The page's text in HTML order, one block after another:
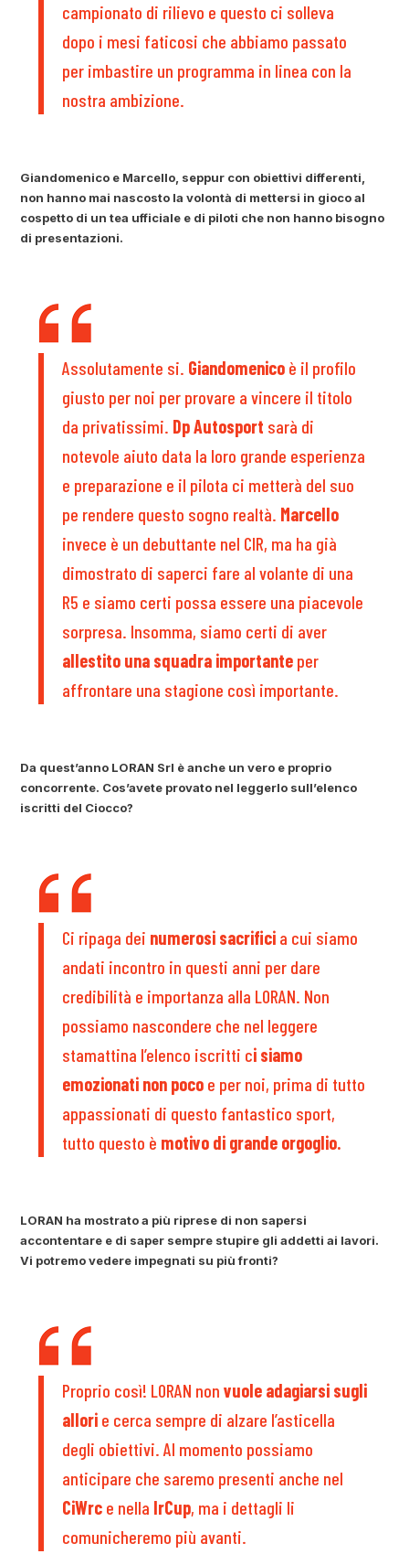
campionato di rilievo e questo ci solleva
dopo i mesi faticosi che abbiamo passato
per imbastire un programma in linea con la
nostra ambizione.
Giandomenico e Marcello, seppur con obiettivi differenti,
non hanno mai nascosto la volontà di mettersi in gioco al
cospetto di un tea ufficiale e di piloti che non hanno bisogno
di presentazioni.
Assolutamente si. Giandomenico è il profilo
giusto per noi per provare a vincere il titolo
da privatissimi. Dp Autosport sarà di
notevole aiuto data la loro grande esperienza
e preparazione e il pilota ci metterà del suo
pe rendere questo sogno realtà. Marcello
invece è un debuttante nel CIR, ma ha già
dimostrato di saperci fare al volante di una
R5 e siamo certi possa essere una piacevole
sorpresa. Insomma, siamo certi di aver
allestito una squadra importante per
affrontare una stagione così importante.
Da quest’anno LORAN Srl è anche un vero e proprio
concorrente. Cos’avete provato nel leggerlo sull’elenco
iscritti del Ciocco?
Ci ripaga dei numerosi sacrifici a cui siamo
andati incontro in questi anni per dare
credibilità e importanza alla LORAN. Non
possiamo nascondere che nel leggere
stamattina l’elenco iscritti ci siamo
emozionati non poco e per noi, prima di tutto
appassionati di questo fantastico sport,
tutto questo è motivo di grande orgoglio.
LORAN ha mostrato a più riprese di non sapersi
accontentare e di saper sempre stupire gli addetti ai lavori.
Vi potremo vedere impegnati su più fronti?
Proprio così! LORAN nonvuole adagiarsi sugli
allori e cerca sempre di alzare l’asticella
degli obiettivi. Al momento possiamo
anticipare che saremo presenti anche nel
CiWrc e nella IrCup, ma i dettagli li
comunicheremo più avanti.